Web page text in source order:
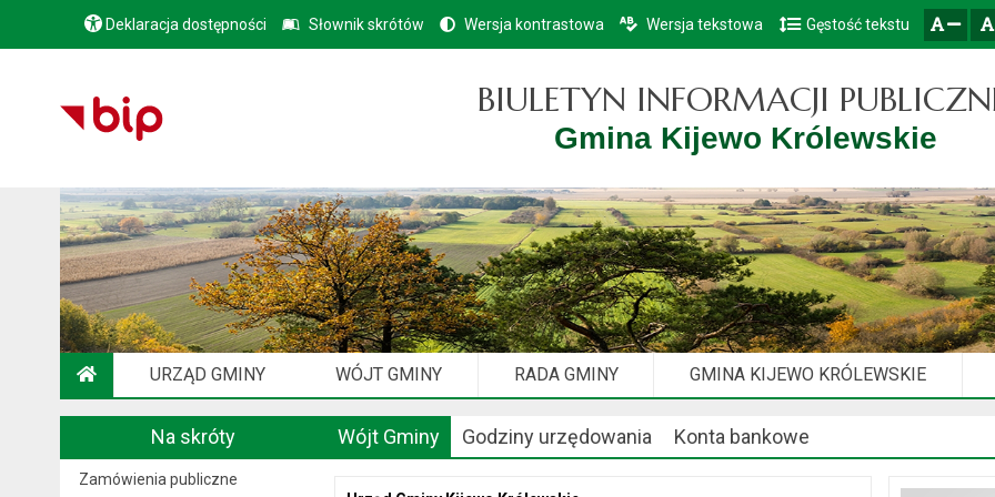
Przejdź do głównego menu
Przejdź do treści
Przejdź do mapy serwisu
Deklaracja dostępności Słownik skrótów Wersja kontrastowa Wersja tekstowa Gęstość tekstu
BIULETYN INFORMACJI
Gmina Kijewo Królewskie
URZĄD GMINY WÓJT GMINY RADA GMINY GMINA KIJEWO KRÓLEWSKIE
Na skróty
Zamówienia publiczne
Wójt Gminy Godziny urzędowania Konta bankowe